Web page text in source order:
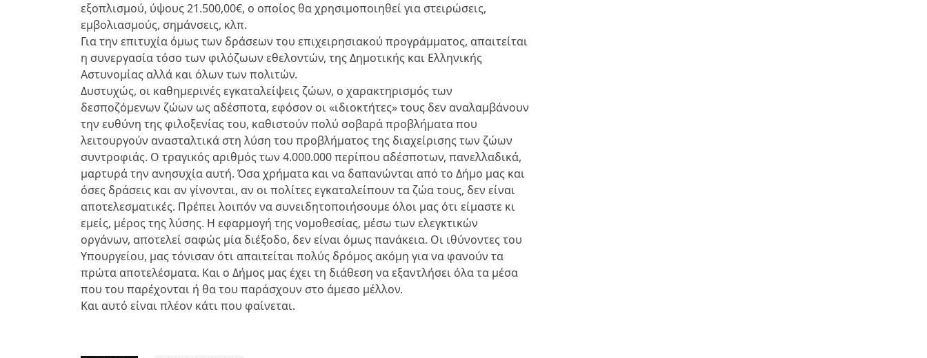
εξοπλισμού, ύψους 21.500,00€, ο οποίος θα χρησιμοποιηθεί για στειρώσεις,
εμβολιασμούς, σημάνσεις, κλπ.
Για την επιτυχία όμως των δράσεων του επιχειρησιακού προγράμματος, απαιτείται
η συνεργασία τόσο των φιλόζωων εθελοντών, της Δημοτικής και Ελληνικής
Αστυνομίας αλλά και όλων των πολιτών.
Δυστυχώς, οι καθημερινές εγκαταλείψεις ζώων, ο χαρακτηρισμός των
δεσποζόμενων ζώων ως αδέσποτα, εφόσον οι «ιδιοκτήτες» τους δεν αναλαμβάνουν
την ευθύνη της φιλοξενίας του, καθιστούν πολύ σοβαρά προβλήματα που
λειτουργούν ανασταλτικά στη λύση του προβλήματος της διαχείρισης των ζώων
συντροφιάς. Ο τραγικός αριθμός των 4.000.000 περίπου αδέσποτων, πανελλαδικά,
μαρτυρά την ανησυχία αυτή. Όσα χρήματα και να δαπανώνται από το Δήμο μας και
όσες δράσεις και αν γίνονται, αν οι πολίτες εγκαταλείπουν τα ζώα τους, δεν είναι
αποτελεσματικές. Πρέπει λοιπόν να συνειδητοποιήσουμε όλοι μας ότι είμαστε κι
εμείς, μέρος της λύσης. Η εφαρμογή της νομοθεσίας, μέσω των ελεγκτικών
οργάνων, αποτελεί σαφώς μία διέξοδο, δεν είναι όμως πανάκεια. Οι ιθύνοντες του
Υπουργείου, μας τόνισαν ότι απαιτείται πολύς δρόμος ακόμη για να φανούν τα
πρώτα αποτελέσματα. Και ο Δήμος μας έχει τη διάθεση να εξαντλήσει όλα τα μέσα
που του παρέχονται ή θα του παράσχουν στο άμεσο μέλλον.
Και αυτό είναι πλέον κάτι που φαίνεται.